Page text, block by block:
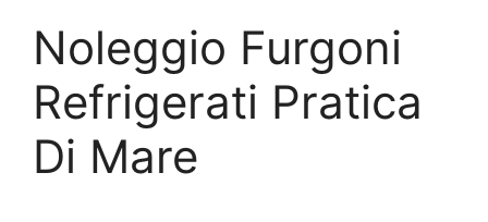
Noleggio Furgoni
Refrigerati Pratica
Di Mare